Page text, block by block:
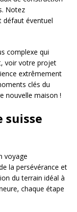
Notez
défaut éventuel
complexe qui
voir votre projet
extrêmement
clés du
nouvelle maison !
suisse
voyage
la persévérance et
du terrain idéal à
chaque étape